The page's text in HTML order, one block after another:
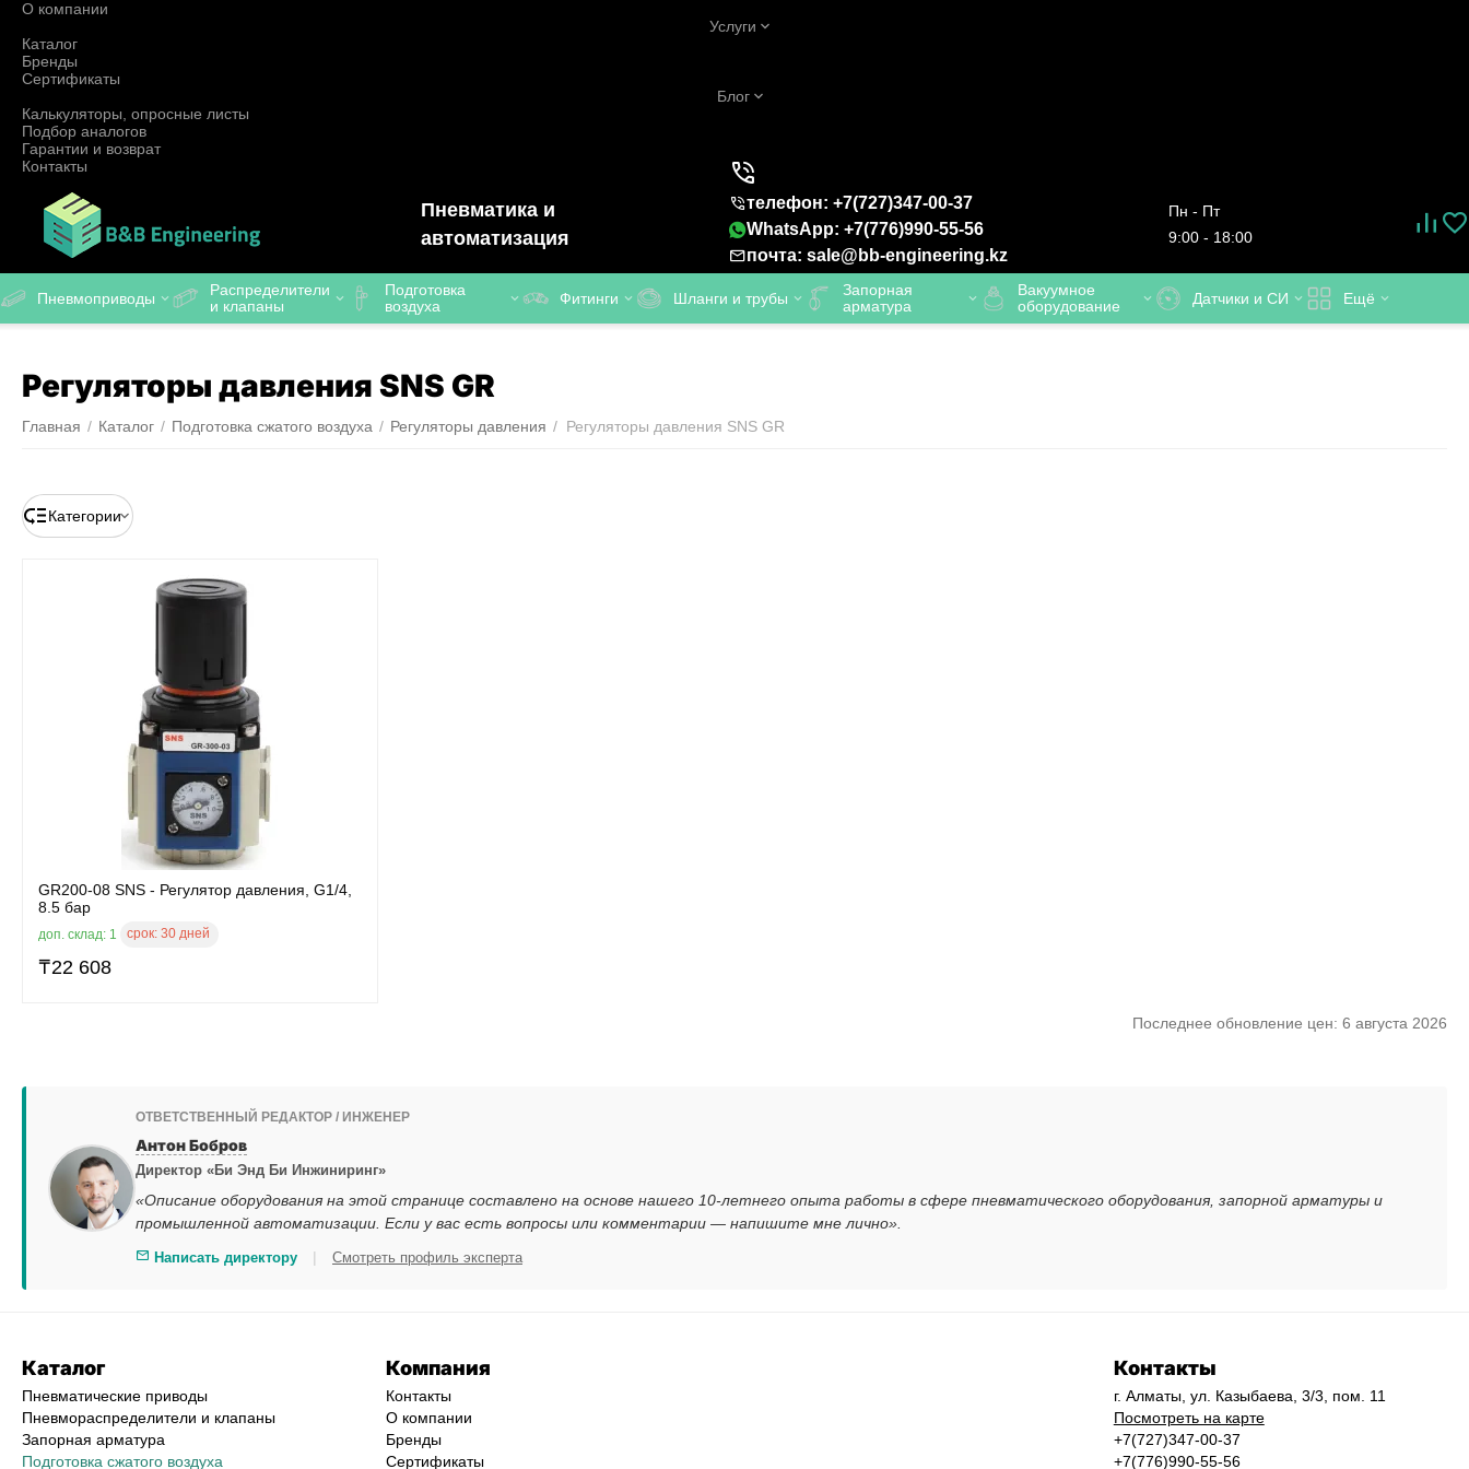
О компании
Услуги
Каталог
Бренды
Сертификаты
Блог
Калькуляторы, опросные листы
Подбор аналогов
Гарантии и возврат
Контакты
Пневматика и
автоматизация
телефон: +7(727)347-00-37
WhatsApp: +7(776)990-55-56
почта: sale@bb-engineering.kz
Пн - Пт
9:00 - 18:00
Пневмоприводы
Распределители
и клапаны
Подготовка
воздуха
Фитинги Шланги и трубы
Запорная
арматура
Вакуумное
оборудование
Датчики и СИ Ещё
Регуляторы давления SNS GR
Главная / Каталог / Подготовка сжатого воздуха / Регуляторы давления / Регуляторы давления SNS GR
Категории
GR200-08 SNS - Регулятор давления, G1/4,
8.5 бар
доп. склад: 1 срок: 30 дней
₸22 608
Последнее обновление цен: 6 августа 2026
ОТВЕТСТВЕННЫЙ РЕДАКТОР / ИНЖЕНЕР
Антон Бобров
Директор «Би Энд Би Инжиниринг»
«Описание оборудования на этой странице составлено на основе нашего 10-летнего опыта работы в сфере пневматического оборудования, запорной арматуры и
промышленной автоматизации. Если у вас есть вопросы или комментарии — напишите мне лично».
Написать директору | Смотреть профиль эксперта
Каталог
Пневматические приводы
Пневмораспределители и клапаны
Запорная арматура
Подготовка сжатого воздуха
Компания
Контакты
О компании
Бренды
Сертификаты
Контакты
г. Алматы, ул. Казыбаева, 3/3, пом. 11
Посмотреть на карте
+7(727)347-00-37
+7(776)990-55-56